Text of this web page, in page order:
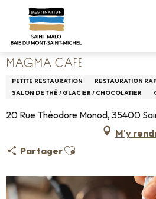
contenu
Accueil Vivre comme chez nous
Restaurants
MAGMA CAFE
PETITE RESTAURATION
RESTAURATION
SALON DE THÉ / GLACIER / CHOCOLATIER
20 Rue Théodore Monod, 35400
M'y
PartagerAjouter aux favoris